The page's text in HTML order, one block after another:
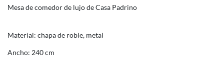
Mesa de comedor de lujo de Casa Padrino
Material: chapa de roble, metal
Ancho: 240 cm